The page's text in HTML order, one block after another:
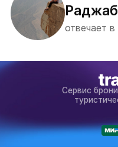
отвечает
Сервис